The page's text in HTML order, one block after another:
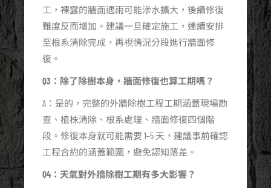
工，裸露的牆面遇雨可能滲水擴大，後續修復
難度反而增加。建議一旦確定施工，連續安排
至根系清除完成，再視情況分段進行牆面修
復。
Q3：除了除樹本身，牆面修復也算工期嗎？
A：是的，完整的外牆除樹工程工期涵蓋現場勘
查、植株清除、根系處理、牆面修復四個階
段。修復本身就可能需要 1–5 天，建議事前確認
工程合約的涵蓋範圍，避免認知落差。
Q4：天氣對外牆除樹工期有多大影響？